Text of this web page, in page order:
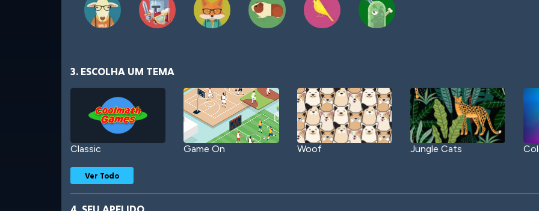
3. ESCOLHA UM TEMA
Classic Game On Woof Jungle Cats
Ver Todo